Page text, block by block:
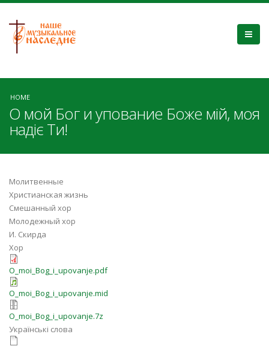
HOME
О мой Бог и упование Боже мій, моя
надіє Ти!
Молитвенные
Христианская жизнь
Смешанный хор
Молодежный хор
И. Скирда
Хор
O_moi_Bog_i_upovanje.pdf
O_moi_Bog_i_upovanje.mid
O_moi_Bog_i_upovanje.7z
Українські слова